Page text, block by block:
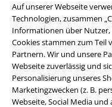
Auf unserer Webseite
Technologien, zusammen
Informationen über Nutzer,
Cookies stammen zum Teil
Partnern. Wir und unsere
Webseite zuverlässig und
Personalisierung unseres
Marketingzwecken (z. B.
Webseite, Social Media